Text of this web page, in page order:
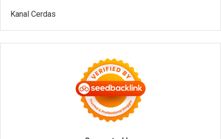
Kanal Cerdas